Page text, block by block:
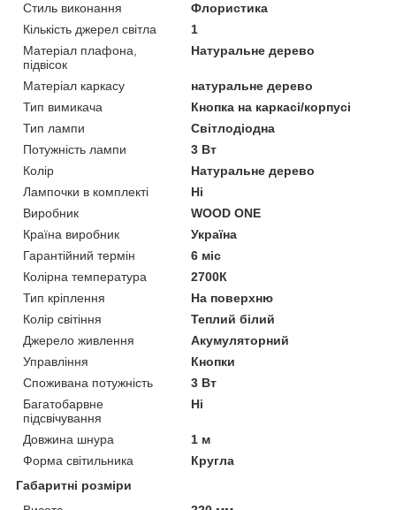
Стиль виконання
Флористика
Кількість джерел світла
1
Матеріал плафона,
підвісок
Натуральне дерево
Матеріал каркасу
натуральне дерево
Тип вимикача
Кнопка на каркасі/корпусі
Тип лампи
Світлодіодна
Потужність лампи
3 Вт
Колір
Натуральне дерево
Лампочки в комплекті
Ні
Виробник
WOOD ONE
Країна виробник
Україна
Гарантійний термін
6 міс
Колірна температура
2700К
Тип кріплення
На поверхню
Колір світіння
Теплий білий
Джерело живлення
Акумуляторний
Управління
Кнопки
Споживана потужність
3 Вт
Багатобарвне
підсвічування
Ні
Довжина шнура
1 м
Форма світильника
Кругла
Габаритні розміри